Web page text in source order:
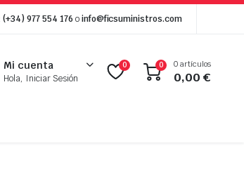
(+34) 977 554 176 oinfo@ficsuministros.com
Mi cuenta
Hola, Iniciar Sesión
0 0 0 artículos
0,00€